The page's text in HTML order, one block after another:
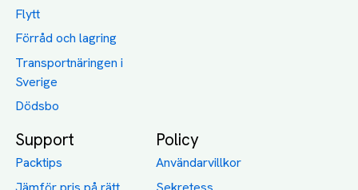
Flytt
Förråd och lagring
Transportnäringen i
Sverige
Dödsbo
Support
Packtips
Policy
Användarvillkor